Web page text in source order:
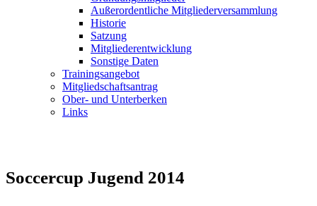
Außerordentliche Mitgliederversammlung
Historie
Satzung
Mitgliederentwicklung
Sonstige Daten
Trainingsangebot
Mitgliedschaftsantrag
Ober- und Unterberken
Links
Soccercup Jugend 2014